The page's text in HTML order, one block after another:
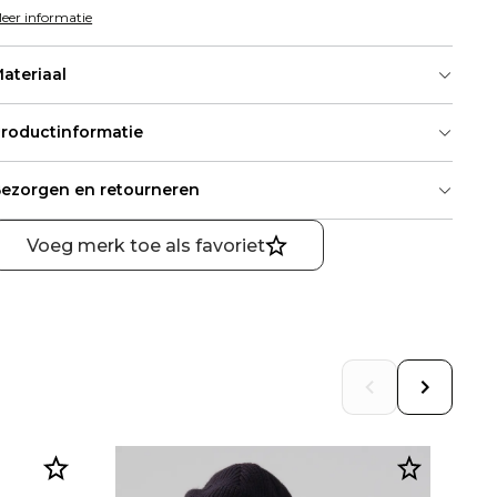
informatie
en retourneren
Voeg merk toe als favoriet